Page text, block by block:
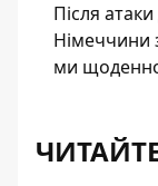
Після
Німеччини
ми